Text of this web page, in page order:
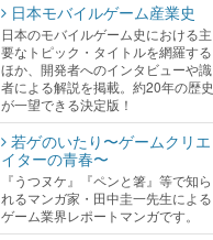
日本モバイルゲーム産業史
日本のモバイルゲーム史における主
要なトピック・タイトルを網羅する
ほか、開発者へのインタビューや識
者による解説を掲載。約20年の歴史
が一望できる決定版！
若ゲのいたり〜ゲームクリエ
イターの青春〜
『うつヌケ』『ペンと箸』等で知ら
れるマンガ家・田中圭一先生による
ゲーム業界レポートマンガです。